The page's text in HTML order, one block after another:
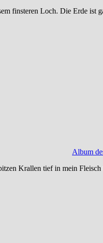
finsteren Loch. Die Erde ist
Album
Krallen tief in mein